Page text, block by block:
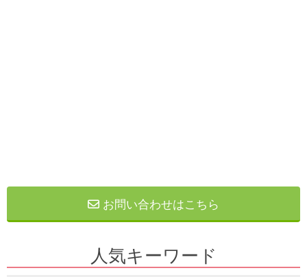
お問い合わせはこちら
人気キーワード